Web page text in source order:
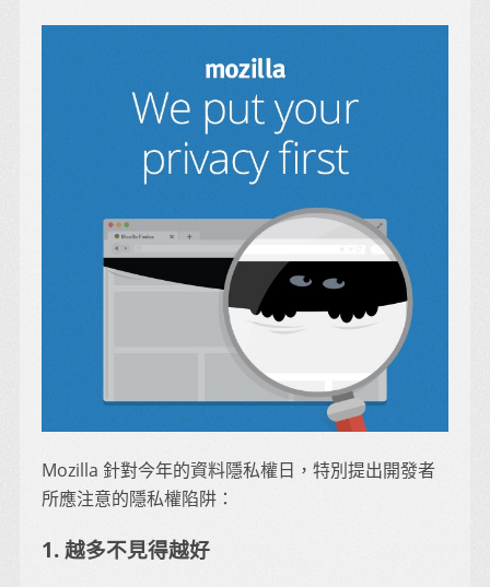
Mozilla 針對今年的資料隱私權日，特別提出開發者
所應注意的隱私權陷阱：
1. 越多不見得越好